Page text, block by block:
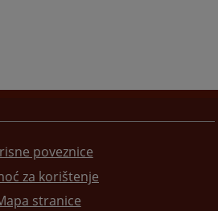
poveznice
za korištenje
stranice